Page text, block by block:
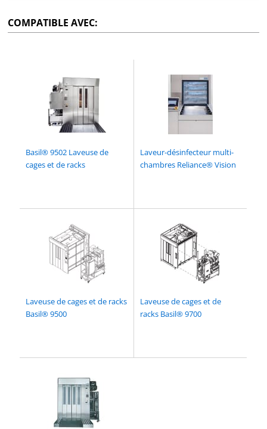
COMPATIBLE AVEC:
Basil® 9502 Laveuse de
cages et de racks
Laveur-désinfecteur multi-
chambres Reliance® Vision
Laveuse de cages et de racks
Basil® 9500
Laveuse de cages et de
racks Basil® 9700